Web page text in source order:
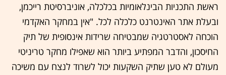
ראשת התכניות הבינלאומיות בכלכלה, אוניברסיטת רייכמן,
ובעלת אתר האינטרנט כלכלה לכל. "אין במחקר האקדמי
הוכחה לאסטרטגיה שמבטיחה שרידות אינסופית של תיק
החיסכון, והדבר המפתיע ביותר הוא שאפילו מחקר טריניטי
מעולם לא טען שתיק השקעות יכול לשרוד לנצח עם משיכה